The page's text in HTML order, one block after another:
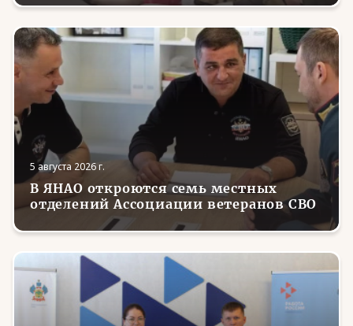
5 августа 2026 г.
В ЯНАО откроются семь местных
отделений Ассоциации ветеранов СВО